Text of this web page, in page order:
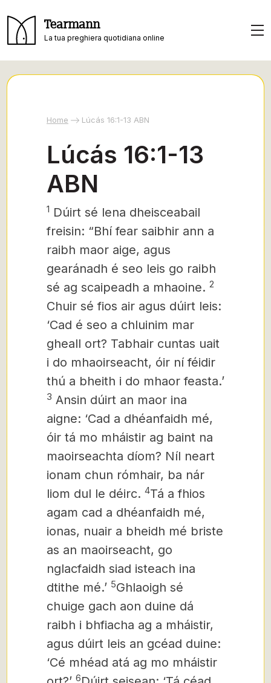
Tearmann
La tua preghiera quotidiana online
Home Lúcás 16:1-13 ABN
Lúcás 16:1-13
ABN
1 Dúirt sé lena dheisceabail
freisin: “Bhí fear saibhir ann a
raibh maor aige, agus
gearánadh é seo leis go raibh
sé ag scaipeadh a mhaoine. 2
Chuir sé fios air agus dúirt leis:
‘Cad é seo a chluinim mar
gheall ort? Tabhair cuntas uait
i do mhaoirseacht, óir ní féidir
thú a bheith i do mhaor feasta.’
3 Ansin dúirt an maor ina
aigne: ‘Cad a dhéanfaidh mé,
óir tá mo mháistir ag baint na
maoirseachta díom? Níl neart
ionam chun rómhair, ba nár
liom dul le déirc. 4Tá a fhios
agam cad a dhéanfaidh mé,
ionas, nuair a bheidh mé briste
as an maoirseacht, go
nglacfaidh siad isteach ina
dtithe mé.’ 5Ghlaoigh sé
chuige gach aon duine dá
raibh i bhfiacha ag a mháistir,
agus dúirt leis an gcéad duine:
‘Cé mhéad atá ag mo mháistir
6